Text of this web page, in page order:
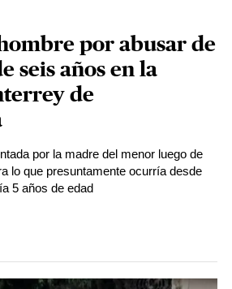
por abusar de
seis años en la
de
por la madre del menor luego de
lo que presuntamente ocurría desde
5 años de edad